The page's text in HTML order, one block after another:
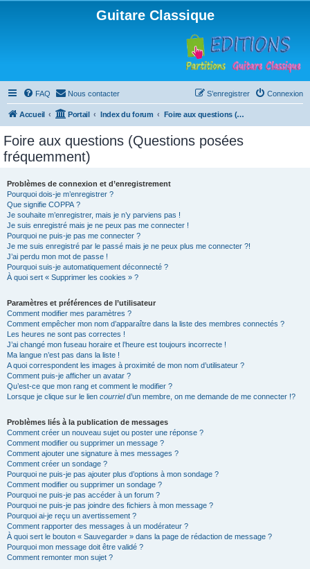
Guitare Classique
FAQ Nous contacter Connexion
S’enregistrer
Accueil Portail Index du forum Foire aux questions (Questions posées fréquemment)
Foire aux questions (Questions posées
fréquemment)
Problèmes de connexion et d’enregistrement
Pourquoi dois-je m’enregistrer ?
Que signifie COPPA ?
Je souhaite m’enregistrer, mais je n’y parviens pas !
Je suis enregistré mais je ne peux pas me connecter !
Pourquoi ne puis-je pas me connecter ?
Je me suis enregistré par le passé mais je ne peux plus me connecter ?!
J’ai perdu mon mot de passe !
Pourquoi suis-je automatiquement déconnecté ?
À quoi sert « Supprimer les cookies » ?
Paramètres et préférences de l’utilisateur
Comment modifier mes paramètres ?
Comment empêcher mon nom d’apparaître dans la liste des membres connectés ?
Les heures ne sont pas correctes !
J’ai changé mon fuseau horaire et l’heure est toujours incorrecte !
Ma langue n’est pas dans la liste !
A quoi correspondent les images à proximité de mon nom d’utilisateur ?
Comment puis-je afficher un avatar ?
Qu’est-ce que mon rang et comment le modifier ?
Lorsque je clique sur le lien courrield’un membre, on me demande de me connecter !?
Problèmes liés à la publication de messages
Comment créer un nouveau sujet ou poster une réponse ?
Comment modifier ou supprimer un message ?
Comment ajouter une signature à mes messages ?
Comment créer un sondage ?
Pourquoi ne puis-je pas ajouter plus d’options à mon sondage ?
Comment modifier ou supprimer un sondage ?
Pourquoi ne puis-je pas accéder à un forum ?
Pourquoi ne puis-je pas joindre des fichiers à mon message ?
Pourquoi ai-je reçu un avertissement ?
Comment rapporter des messages à un modérateur ?
À quoi sert le bouton « Sauvegarder » dans la page de rédaction de message ?
Pourquoi mon message doit être validé ?
Comment remonter mon sujet ?